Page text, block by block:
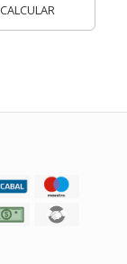
CALCULAR